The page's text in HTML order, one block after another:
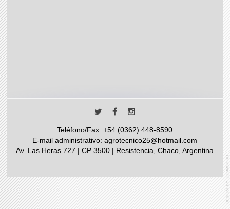
Teléfono/Fax: +54 (0362) 448-8590
E-mail administrativo: agrotecnico25@hotmail.com
Av. Las Heras 727 | CP 3500 | Resistencia, Chaco, Argentina